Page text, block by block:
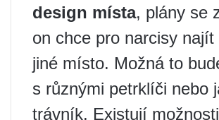
design místa, plány se
on chce pro narcisy najít
jiné místo. Možná to
s různými petrklíči nebo
trávník. Existují